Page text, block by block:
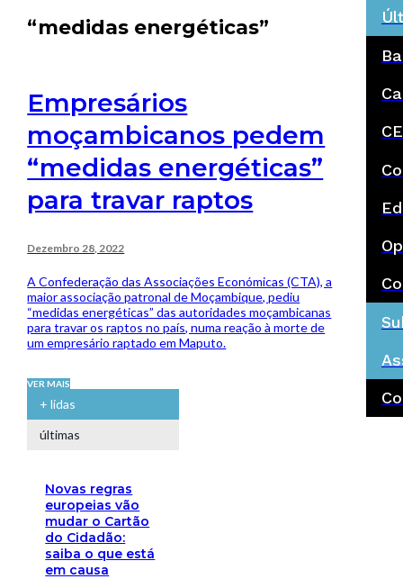
“medidas energéticas”
Empresários
moçambicanos pedem
“medidas energéticas”
para travar raptos
Dezembro 28, 2022
A Confederação das Associações Económicas (CTA), a
maior associação patronal de Moçambique, pediu
“medidas energéticas” das autoridades moçambicanas
para travar os raptos no país, numa reação à morte de
um empresário raptado em Maputo.
VER MAIS
+ lidas
últimas
Novas regras
europeias vão
mudar o Cartão
do Cidadão:
saiba o que está
em causa